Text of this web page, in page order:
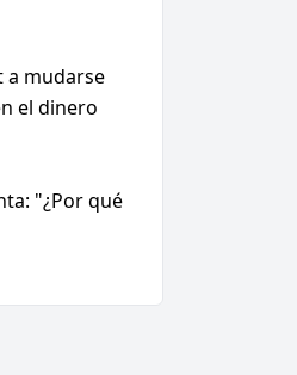
a mudarse
el dinero
"¿Por qué